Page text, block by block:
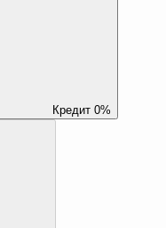
Кредит 0%